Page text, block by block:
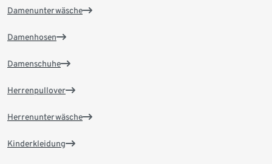
Damenunterwäsche
Damenhosen
Damenschuhe
Herrenpullover
Herrenunterwäsche
Kinderkleidung